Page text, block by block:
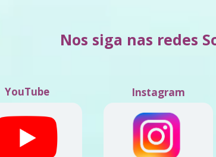
Nos siga nas redes
YouTube Instagram